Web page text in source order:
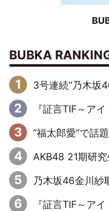
BUBKA
3号連続“乃木坂46祭り” ラストを飾る
『証言TIF～アイドル戦国時代とはなんだったのか～』第6回：でん
“福太郎愛”で話題…乃木坂46一
AKB48 21期研究
乃木坂46金川紗耶
『証言TIF～アイドル戦国時代とはなんだったのか～』第11回：